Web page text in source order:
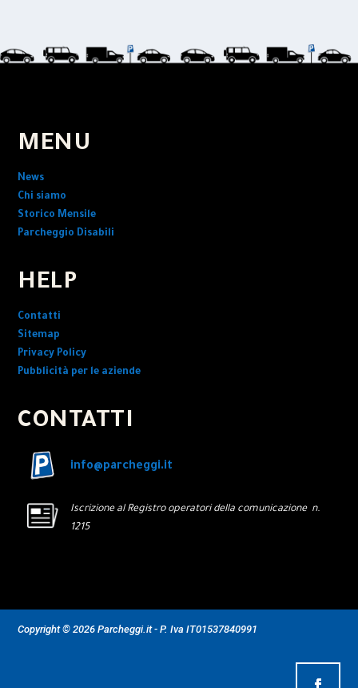
MENU
News
Chi siamo
Storico Mensile
Parcheggio Disabili
HELP
Contatti
Sitemap
Privacy Policy
Pubblicità per le aziende
CONTATTI
info@parcheggi.it
Iscrizione al Registro operatori della comunicazione n.
1215
Copyright © 2026 Parcheggi.it - P. Iva IT01537840991